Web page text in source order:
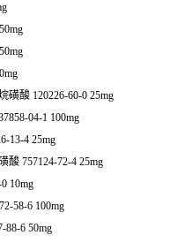
磺酸 120226-60-0 25mg
04-1 100mg
13-4 25mg
酸 757124-72-4 25mg
10mg
58-6 100mg
88-6 50mg